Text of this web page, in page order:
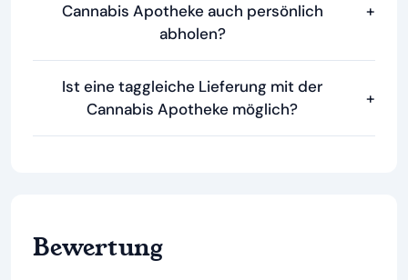
Cannabis Apotheke auch persönlich
abholen?
+
Ist eine taggleiche Lieferung mit der
Cannabis Apotheke möglich?
+
Bewertung